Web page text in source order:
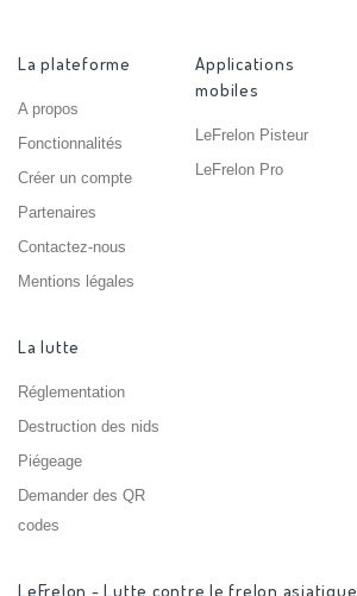
La plateforme
A propos
Fonctionnalités
Créer un compte
Partenaires
Contactez-nous
Mentions légales
Applications
mobiles
LeFrelon Pisteur
LeFrelon Pro
La lutte
Réglementation
Destruction des nids
Piégeage
Demander des QR
codes
LeFrelon - Lutte contre le frelon asiatique